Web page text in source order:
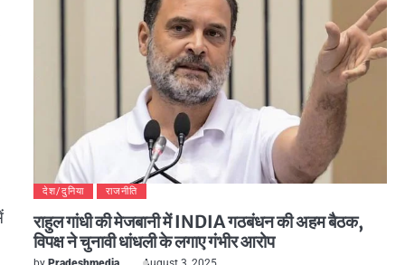
देश/दुनिया राजनीति
राहुल गांधी की मेजबानी में INDIA गठबंधन की अहम बैठक,
विपक्ष ने चुनावी धांधली के लगाए गंभीर आरोप